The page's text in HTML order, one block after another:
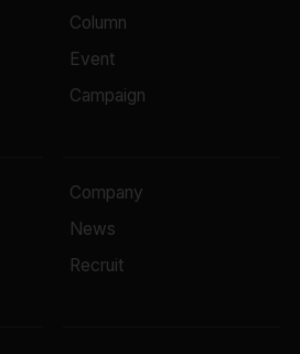
Column
Event
Campaign
Company
News
Recruit